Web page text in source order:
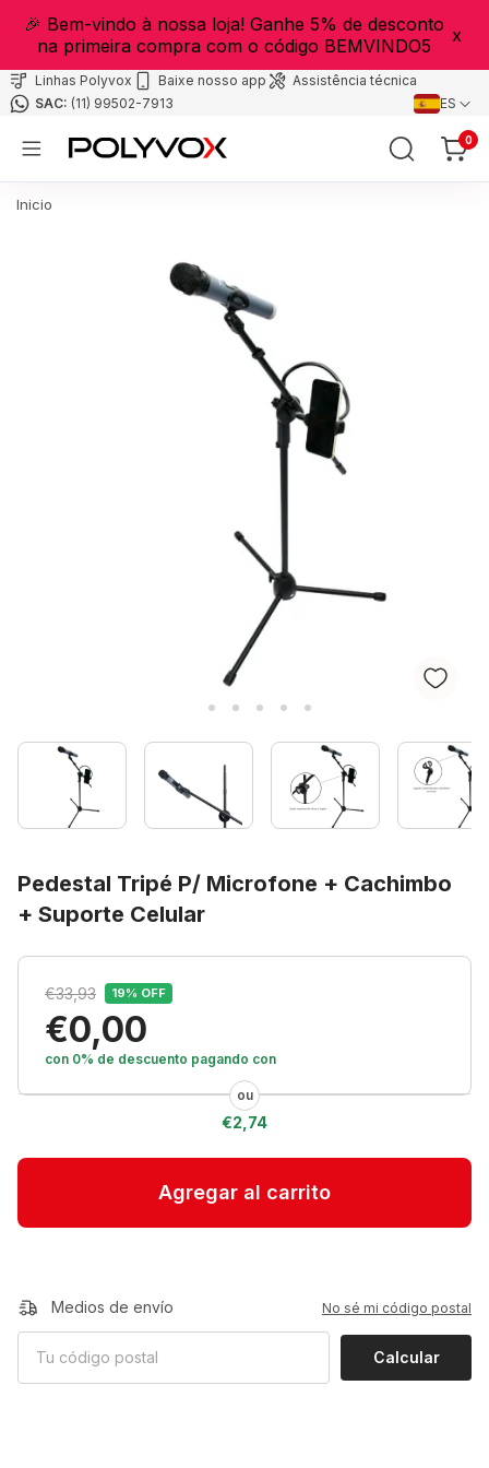
🎉 Bem-vindo à nossa loja! Ganhe 5% de desconto
na primeira compra com o código BEMVINDO5
x
Linhas Polyvox Baixe nosso app
Assistência técnica
(11) 99502-7913
ES
0
Inicio
Pedestal Tripé P/ Microfone + Cachimbo
+ Suporte Celular
19% OFF
€33,93
€0,00
con 0% de descuento pagando con
€2,74
Medios de envío
Calcular
No sé mi código postal